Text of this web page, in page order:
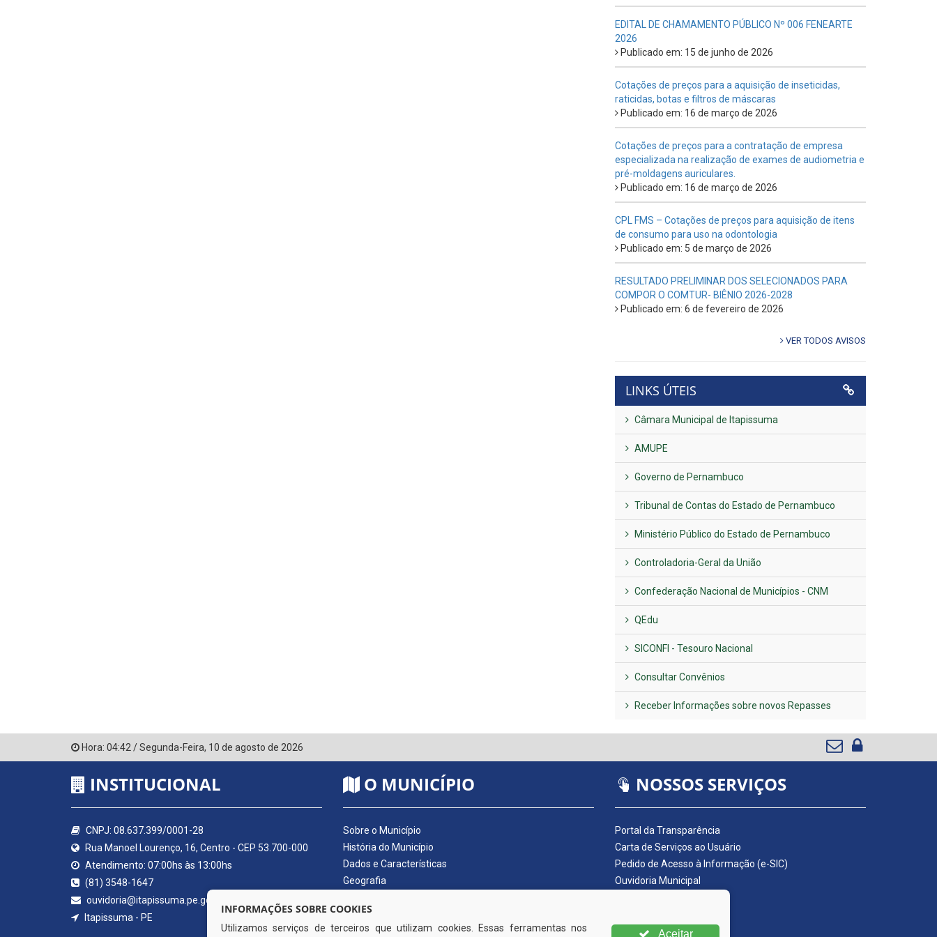
EDITAL DE CHAMAMENTO PÚBLICO Nº 006 FENEARTE
2026
Publicado em: 15 de junho de 2026
Cotações de preços para a aquisição de inseticidas,
raticidas, botas e filtros de máscaras
Publicado em: 16 de março de 2026
Cotações de preços para a contratação de empresa
especializada na realização de exames de audiometria e
pré-moldagens auriculares.
Publicado em: 16 de março de 2026
CPL FMS – Cotações de preços para aquisição de itens
de consumo para uso na odontologia
Publicado em: 5 de março de 2026
RESULTADO PRELIMINAR DOS SELECIONADOS PARA
COMPOR O COMTUR- BIÊNIO 2026-2028
Publicado em: 6 de fevereiro de 2026
VER TODOS AVISOS
LINKS ÚTEIS
Câmara Municipal de Itapissuma
AMUPE
Governo de Pernambuco
Tribunal de Contas do Estado de Pernambuco
Ministério Público do Estado de Pernambuco
Controladoria-Geral da União
Confederação Nacional de Municípios - CNM
QEdu
SICONFI - Tesouro Nacional
Consultar Convênios
Receber Informações sobre novos Repasses
Hora: 04:42 /Segunda-Feira, 10 de agosto de 2026
INSTITUCIONAL
CNPJ: 08.637.399/0001-28
Rua Manoel Lourenço, 16, Centro - CEP 53.700-000
Atendimento: 07:00hs às 13:00hs
(81) 3548-1647
ouvidoria@itapissuma.pe.gov.br
Itapissuma - PE
O MUNICÍPIO
Sobre o Município
História do Município
Dados e Características
Geografia
Símbolos do Município
Hino do Município
NOSSOS SERVIÇOS
Portal da Transparência
Carta de Serviços ao Usuário
Pedido de Acesso à Informação (e-SIC)
Ouvidoria Municipal
Nota Fiscal Eletrônica
INFORMAÇÕES SOBRE COOKIES
Utilizamos serviços de terceiros que utilizam cookies. Essas ferramentas nos
Aceitar